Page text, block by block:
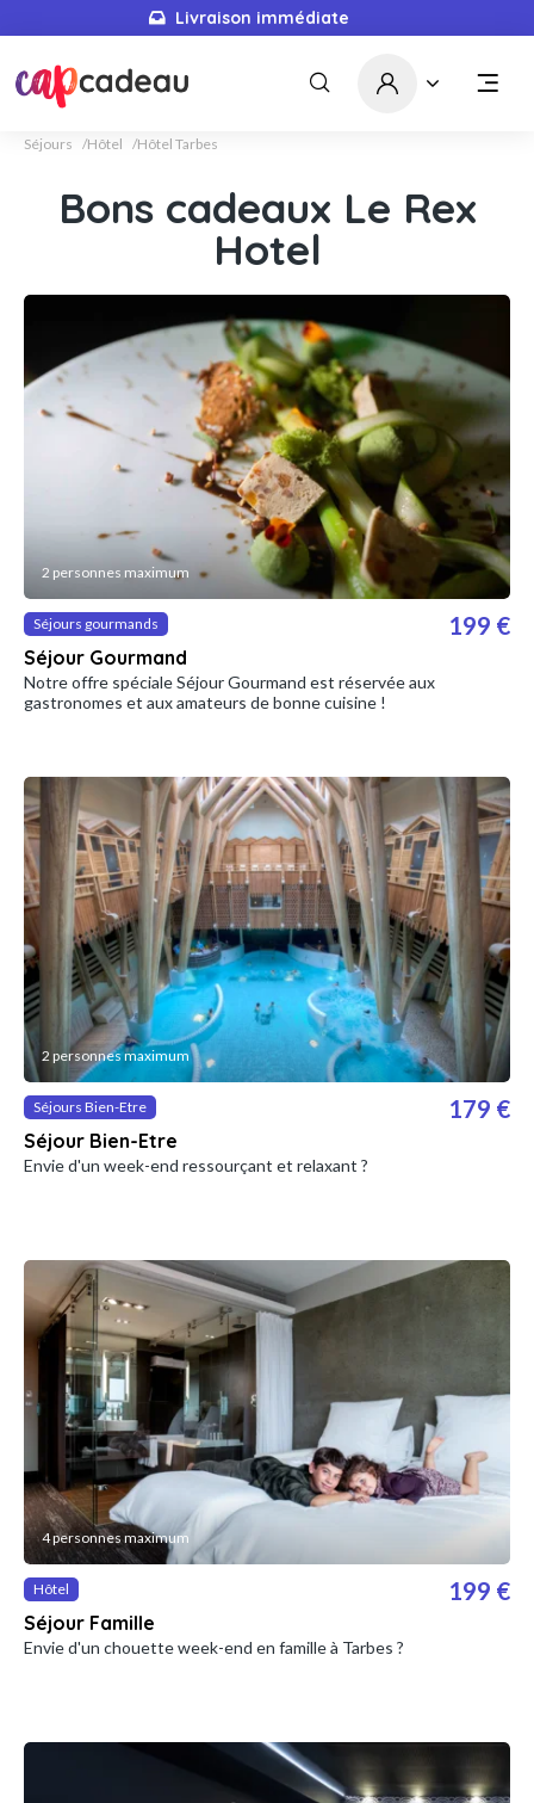
Livraison immédiate
Séjours Hôtel Hôtel Tarbes
Bons cadeaux Le Rex
Hotel
2 personnes maximum
Séjours gourmands
Séjour Gourmand
199 €
Notre offre spéciale Séjour Gourmand est réservée aux
gastronomes et aux amateurs de bonne cuisine !
2 personnes maximum
Séjours Bien-Etre
Séjour Bien-Etre
179 €
Envie d'un week-end ressourçant et relaxant ?
4 personnes maximum
Hôtel
Séjour Famille
199 €
Envie d'un chouette week-end en famille à Tarbes ?